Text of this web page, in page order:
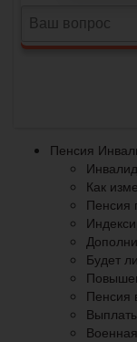
Пенсия
Как
Пенсия
Будет
Пенсия